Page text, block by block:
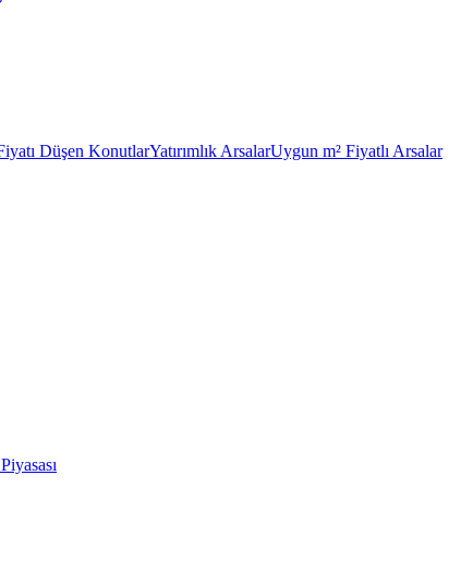
Düşen KonutlarYatırımlık ArsalarUygun m² Fiyatlı Arsalar